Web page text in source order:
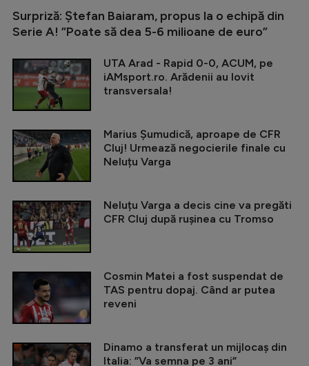
Surpriză: Ștefan Baiaram, propus la o echipă din
Serie A! ”Poate să dea 5-6 milioane de euro”
UTA Arad - Rapid 0-0, ACUM, pe
iAMsport.ro. Arădenii au lovit
transversala!
Marius Șumudică, aproape de CFR
Cluj! Urmează negocierile finale cu
Neluțu Varga
Neluțu Varga a decis cine va pregăti
CFR Cluj după rușinea cu Tromso
Cosmin Matei a fost suspendat de
TAS pentru dopaj. Când ar putea
reveni
Dinamo a transferat un mijlocaș din
Italia: ”Va semna pe 3 ani”